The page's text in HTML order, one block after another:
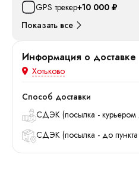
GPS трекер+10 000 ₽
Показать все
Информация о доставке
Хотьково
Способ доставки
СДЭК (посылка - курьером
СДЭК (посылка - до